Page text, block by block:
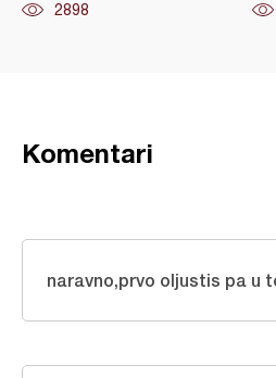
2898
Komentari
naravno,prvo oljustis pa u